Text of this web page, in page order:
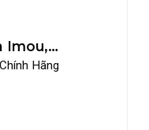
Imou,
Hãng